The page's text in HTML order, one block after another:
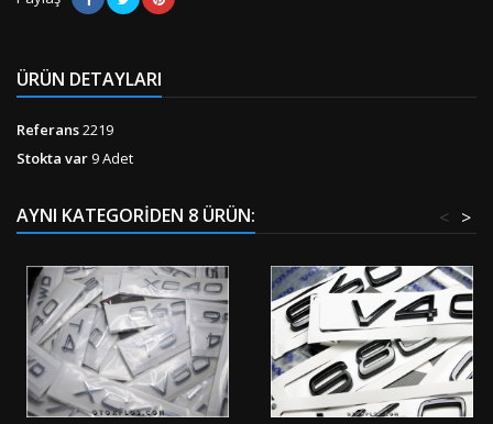
ÜRÜN DETAYLARI
Referans2219
Stokta var9 Adet
AYNI KATEGORIDEN 8 ÜRÜN: >
<